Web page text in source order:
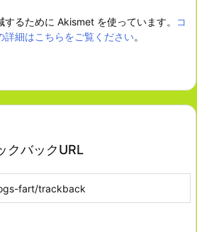
るために Akismet を使っています。
コ
詳細はこちらをご覧ください。
クバックURL